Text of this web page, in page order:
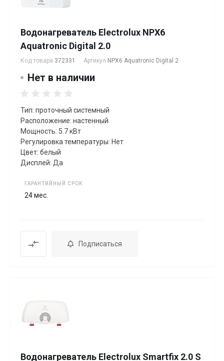
Водонагреватель Electrolux NPX6
Aquatronic Digital 2.0
Код товара 372331 Артикул NPX6 Aquatronic Digital 2
Нет в наличии
Тип: проточный системный
Расположение: настенный
Мощность: 5.7 кВт
Регулировка температуры: Нет
Цвет: белый
Дисплей: Да
ГАРАНТИЙНЫЙ СРОК
24 мес.
Подписаться
Водонагреватель Electrolux Smartfix 2.0 S